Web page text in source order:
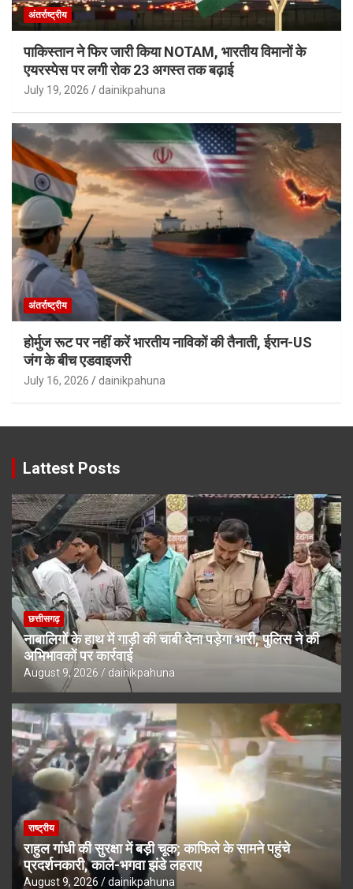
अंतर्राष्ट्रीय
पाकिस्तान ने फिर जारी किया NOTAM, भारतीय विमानों के
एयरस्पेस पर लगी रोक 23 अगस्त तक बढ़ाई
July 19, 2026 dainikpahuna
अंतर्राष्ट्रीय
होर्मुज रूट पर नहीं करें भारतीय नाविकों की तैनाती, ईरान-US
जंग के बीच एडवाइजरी
July 16, 2026 dainikpahuna
Lattest Posts
छत्तीसगढ़
नाबालिगों के हाथ में गाड़ी की चाबी देना पड़ेगा भारी, पुलिस ने की
अभिभावकों पर कार्रवाई
August 9, 2026 dainikpahuna
राष्ट्रीय
राहुल गांधी की सुरक्षा में बड़ी चूक; काफिले के सामने पहुंचे
प्रदर्शनकारी, काले-भगवा झंडे लहराए
August 9, 2026 dainikpahuna